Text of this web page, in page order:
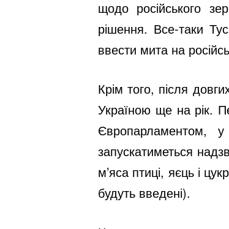
щодо російського
рішення. Все-таки
ввести мита на
Крім того, після
Україною ще на рік.
Європарламентом,
запускатиметься
м’яса птиці, яєць і
будуть введені).